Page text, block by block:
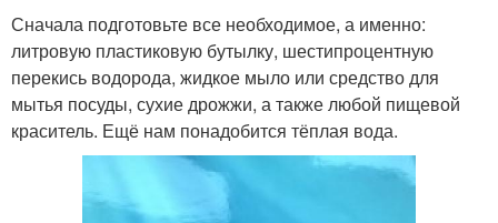
Сначала подготовьте все необходимое, а именно:
литровую пластиковую бутылку, шестипроцентную
перекись водорода, жидкое мыло или средство для
мытья посуды, сухие дрожжи, а также любой пищевой
краситель. Ещё нам понадобится тёплая вода.